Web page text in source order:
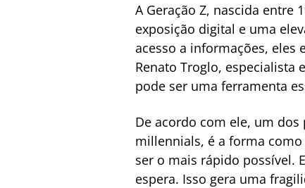
A Geração Z, nascida entre
exposição digital e uma
acesso a informações, eles
Renato Troglo, especialista
pode ser uma ferramenta
De acordo com ele, um
millennials, é a forma
ser o mais rápido possível.
espera. Isso gera uma